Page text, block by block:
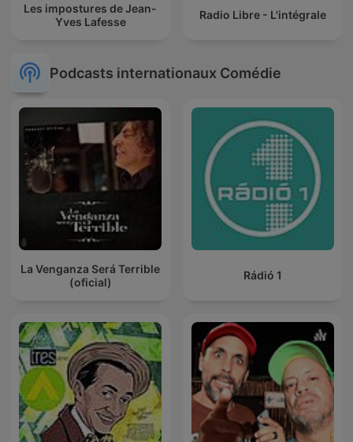
Les impostures de Jean-
Yves Lafesse
Radio Libre - L'intégrale
Podcasts internationaux Comédie
La Venganza Será Terrible
(oficial)
Rádió 1